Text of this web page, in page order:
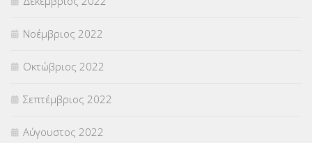
Νοέμβριος 2022
Οκτώβριος 2022
Σεπτέμβριος 2022
Αύγουστος 2022